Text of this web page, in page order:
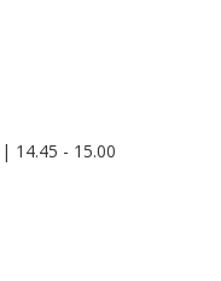
14.45 - 15.00